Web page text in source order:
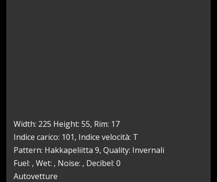
Width: 225 Height: 55, Rim: 17
Indice carico: 101, Indice velocità: T
Pattern: Hakkapeliitta 9, Quality: Invernali
Fuel: , Wet: , Noise: , Decibel: 0
Autovetture